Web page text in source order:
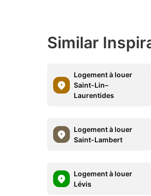
Similar
Logement à louer
Saint-Lin–
Laurentides
Logement à louer
Saint-Lambert
Logement à louer
Lévis